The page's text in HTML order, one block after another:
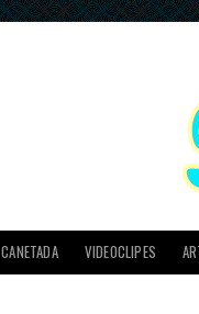
CANETADA VIDEOCLIPES